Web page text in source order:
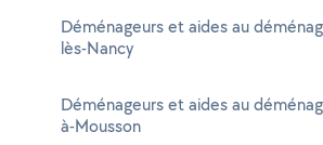
Déménageurs et aides au
lès-Nancy
Déménageurs et aides au
à-Mousson